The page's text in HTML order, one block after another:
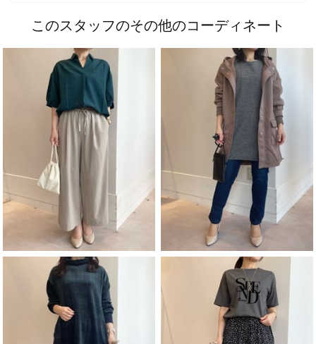
このスタッフのその他のコーディネート